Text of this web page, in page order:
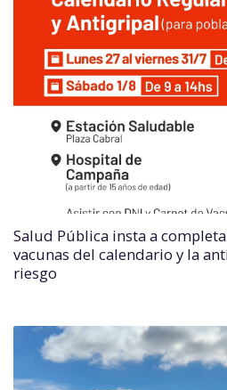
Salud Pública insta a
vacunas del calendario y la
riesgo